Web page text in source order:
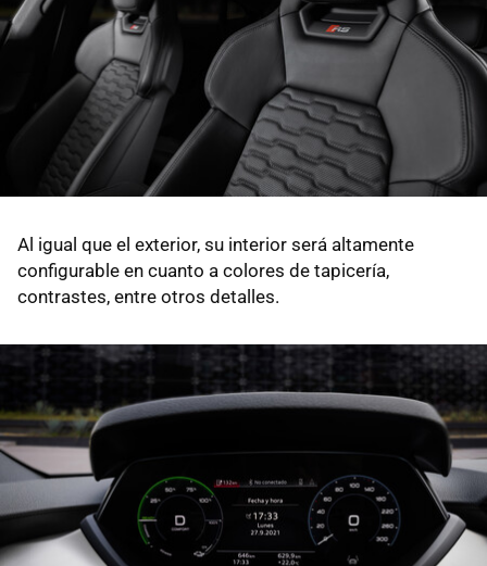
Al igual que el exterior, su interior será altamente
configurable en cuanto a colores de tapicería,
contrastes, entre otros detalles.